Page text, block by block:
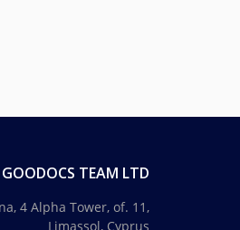
GOODOCS TEAM LTD
4 Alpha Tower, of. 11,
Limassol, Cyprus